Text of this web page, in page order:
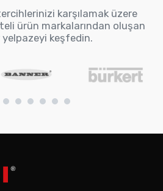
karşılamak üzere
ürün markalarından oluşan
yelpazeyi keşfedin.